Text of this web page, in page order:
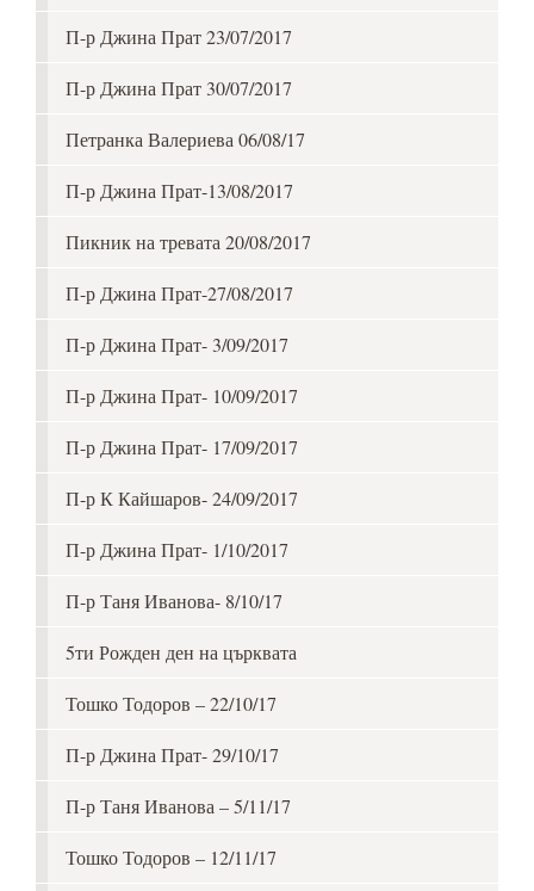
П-р Джина Прат 23/07/2017
П-р Джина Прат 30/07/2017
Петранка Валериева 06/08/17
П-р Джина Прат-13/08/2017
Пикник на тревата 20/08/2017
П-р Джина Прат-27/08/2017
П-р Джина Прат- 3/09/2017
П-р Джина Прат- 10/09/2017
П-р Джина Прат- 17/09/2017
П-р К Кайшаров- 24/09/2017
П-р Джина Прат- 1/10/2017
П-р Таня Иванова- 8/10/17
5ти Рожден ден на църквата
Тошко Тодоров – 22/10/17
П-р Джина Прат- 29/10/17
П-р Таня Иванова – 5/11/17
Тошко Тодоров – 12/11/17